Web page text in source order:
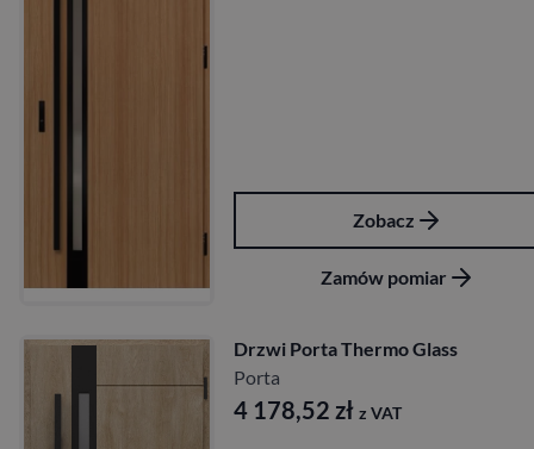
Zobacz
Zamów pomiar
Drzwi Porta Thermo Glass
Porta
4 178,52 zł z VAT